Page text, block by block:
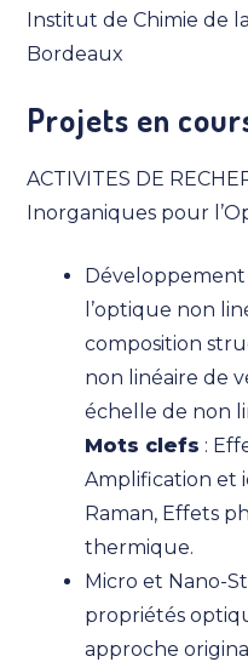
Institut de Chimie de
Bordeaux
Projets en
ACTIVITES DE
Inorganiques pour
l’optique non
composition
non linéaire de
échelle de non
Mots clefs :
Amplification et
Raman, Effets
thermique.
Micro et Nano-
propriétés
approche